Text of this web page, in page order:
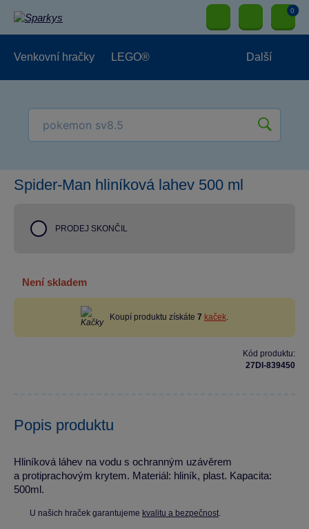
0
Venkovní hračky LEGO® Další
Spider-Man hliníková lahev 500 ml
PRODEJ SKONČIL
není skladem
Koupí produktu získáte 7 kaček.
Kód produktu:
27DI-839450
Popis produktu
Hliníková láhev na vodu s ochranným uzávěrem
a protiprachovým krytem. Materiál: hliník, plast. Kapacita:
500ml.
U našich hraček garantujeme kvalitu a bezpečnost.